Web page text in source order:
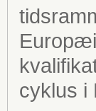
cyklus i